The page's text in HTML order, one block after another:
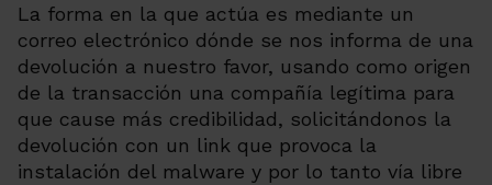
La forma en la que actúa es mediante un
correo electrónico dónde se nos informa de una
devolución a nuestro favor, usando como origen
de la transacción una compañía legítima para
que cause más credibilidad, solicitándonos la
devolución con un link que provoca la
instalación del malware y por lo tanto vía libre